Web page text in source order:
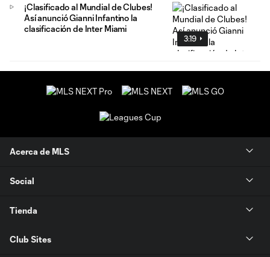
3:19
¡Clasificado al Mundial de Clubes!
Así anunció Gianni Infantino la
clasificación de Inter Miami
Acerca de MLS
Social
Tienda
Club Sites